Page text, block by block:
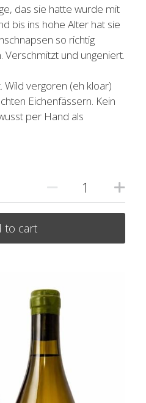
das sie hatte wurde mit
bis ins hohe Alter hat sie
so richtig
Verschmitzt und ungeniert.
Wild vergoren (eh kloar)
Eichenfässern. Kein
per Hand als
to cart